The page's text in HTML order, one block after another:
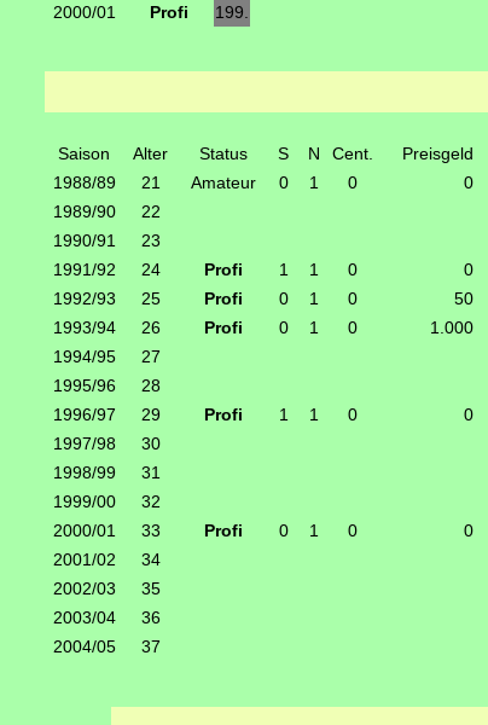
2000/01
Profi 199.
Saison Alter Status S N Cent. Preisgeld
1988/89
21 Amateur 0 1 0 0
1989/90
22
1990/91
23
1991/92
24 Profi 1 1 0 0
1992/93
25 Profi 0 1 0 50
1993/94
26 Profi 0 1 0 1.000
1994/95
27
1995/96
28
1996/97
29 Profi 1 1 0 0
1997/98
30
1998/99
31
1999/00
32
2000/01
33 Profi 0 1 0 0
2001/02
34
2002/03
35
2003/04
36
2004/05
37